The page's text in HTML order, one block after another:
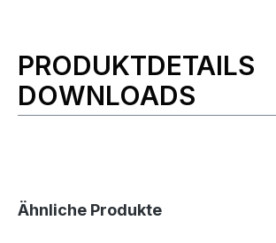
Produktinformationen
PRODUKTDETAILS
DOWNLOADS
Produktgalerie überspringen
Ähnliche Produkte